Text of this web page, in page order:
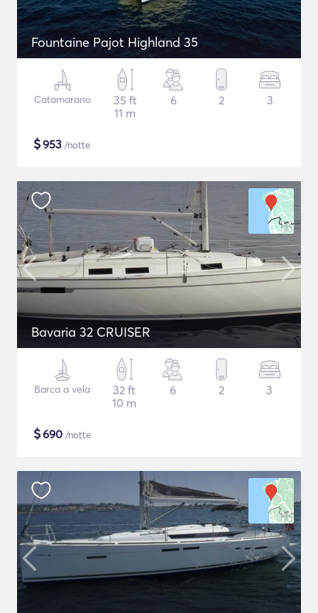
Fountaine Pajot Highland 35
Catamarano
35 ft
11 m
6 2 3
$953 /notte
Bavaria 32 CRUISER
Barca a vela
32 ft
10 m
6 2 3
$690 /notte